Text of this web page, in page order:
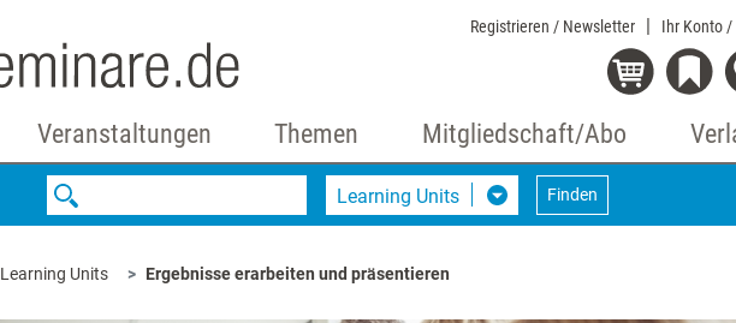
Registrieren / Newsletter Ihr Konto /
Veranstaltungen Themen Mitgliedschaft/Abo
Learning Units Finden
Learning Units Ergebnisse erarbeiten und präsentieren